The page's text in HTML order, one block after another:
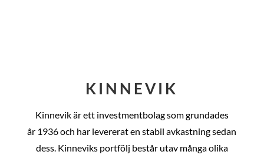
KINNEVIK
Kinnevik är ett investmentbolag som grundades
år 1936 och har levererat en stabil avkastning sedan
dess. Kinneviks portfölj består utav många olika